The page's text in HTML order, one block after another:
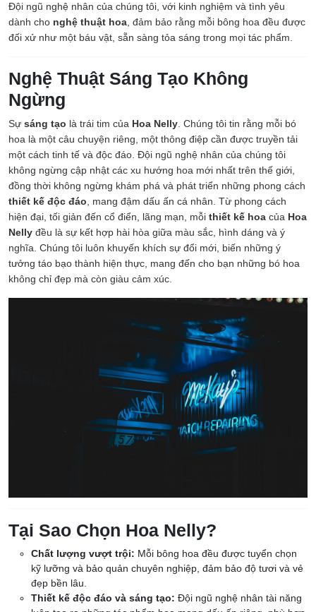
Đội ngũ nghệ nhân của chúng tôi, với kinh nghiệm và tình yêu
dành cho nghệ thuật hoa, đảm bảo rằng mỗi bông hoa đều được
đối xử như một báu vật, sẵn sàng tỏa sáng trong mọi tác phẩm.
Nghệ Thuật Sáng Tạo Không
Ngừng
Sự sáng tạo là trái tim của Hoa Nelly. Chúng tôi tin rằng mỗi bó
hoa là một câu chuyện riêng, một thông điệp cần được truyền tải
một cách tinh tế và độc đáo. Đội ngũ nghệ nhân của chúng tôi
không ngừng cập nhật các xu hướng hoa mới nhất trên thế giới,
đồng thời không ngừng khám phá và phát triển những phong cách
thiết kế độc đáo, mang đậm dấu ấn cá nhân. Từ phong cách
hiện đại, tối giản đến cổ điển, lãng mạn, mỗi thiết kế hoa của Hoa
Nelly đều là sự kết hợp hài hòa giữa màu sắc, hình dáng và ý
nghĩa. Chúng tôi luôn khuyến khích sự đổi mới, biến những ý
tưởng táo bạo thành hiện thực, mang đến cho bạn những bó hoa
không chỉ đẹp mà còn giàu cảm xúc.
Tại Sao Chọn Hoa Nelly?
Chất lượng vượt trội: Mỗi bông hoa đều được tuyển chọn
kỹ lưỡng và bảo quản chuyên nghiệp, đảm bảo độ tươi và vẻ
đẹp bền lâu.
Thiết kế độc đáo và sáng tạo: Đội ngũ nghệ nhân tài năng